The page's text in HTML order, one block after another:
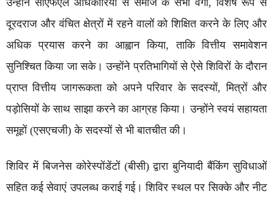
उन्होंने सीएफएल अधिकारियों से समाज के सभी वर्गों, विशेष रूप से
दूरदराज और वंचित क्षेत्रों में रहने वालों को शिक्षित करने के लिए और
अधिक प्रयास करने का आह्वान किया, ताकि वित्तीय समावेशन
सुनिश्चित किया जा सके। उन्होंने प्रतिभागियों से ऐसे शिविरों के दौरान
प्राप्त वित्तीय जागरूकता को अपने परिवार के सदस्यों, मित्रों और
पड़ोसियों के साथ साझा करने का आग्रह किया। उन्होंने स्वयं सहायता
समूहों (एसएचजी) के सदस्यों से भी बातचीत की।
शिविर में बिजनेस कोरेस्पोंडेंटों (बीसी) द्वारा बुनियादी बैंकिंग सुविधाओं
सहित कई सेवाएं उपलब्ध कराई गई। शिविर स्थल पर सिक्के और नीट